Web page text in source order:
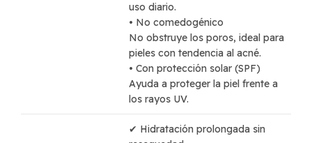
uso diario.
• No comedogénico
No obstruye los poros, ideal para
pieles con tendencia al acné.
• Con protección solar (SPF)
Ayuda a proteger la piel frente a
los rayos UV.
✔ Hidratación prolongada sin